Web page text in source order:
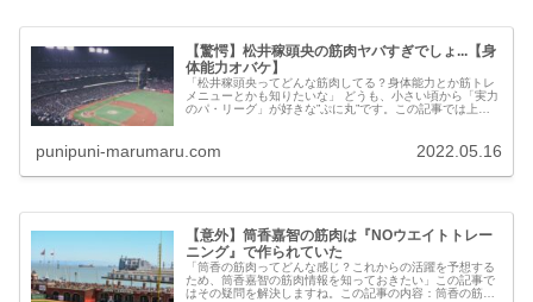
【驚愕】松井稼頭央の筋肉ヤバすぎでしょ...【身
体能力オバケ】
「松井稼頭央ってどんな筋肉してる？身体能力とか筋トレ
メニューとかも知りたいな」 どうも、小さい頃から「実力
のパ・リーグ」が好きな”ぷに丸”です。この記事では上記
punipuni-marumaru.com 2022.05.16
【意外】筒香嘉智の筋肉は『NOウエイトトレー
ニング』で作られていた
「筒香の筋肉ってどんな感じ？これからの活躍を予想する
ため、筒香嘉智の筋肉情報を知っておきたい」この記事で
はその疑問を解決しますね。この記事の内容：筒香の筋肉